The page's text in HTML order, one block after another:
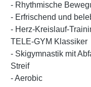
- Rhythmische
- Erfrischend und
- Herz-Kreislauf-
TELE-GYM Klassiker
- Skigymnastik mit
Streif
- Aerobic